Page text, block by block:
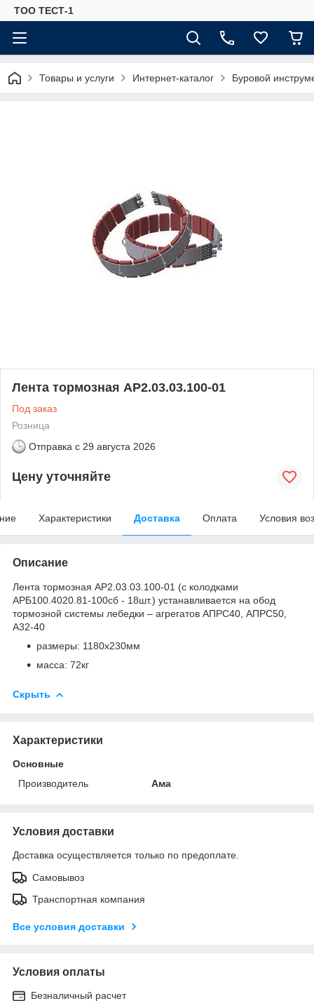
ТОО ТЕСТ-1
Товары и услуги Интернет-каталог Буровой
Лента тормозная АР2.03.03.100-01
Под заказ
Розница
Отправка с 29 августа 2026
Цену уточняйте
Характеристики Доставка Оплата Условия
Описание
Лента тормозная АР2.03.03.100-01 (с колодками
АРБ100.4020.81-100сб - 18шт.) устанавливается на обод
тормозной системы лебедки – агрегатов АПРС40, АПРС50,
А32-40
размеры: 1180х230мм
масса: 72кг
Скрыть
Характеристики
Основные
Производитель
Ама
Условия доставки
Доставка осуществляется только по предоплате.
Самовывоз
Транспортная компания
Все условия доставки
Условия оплаты
Безналичный расчет